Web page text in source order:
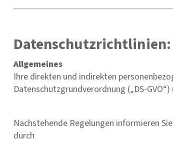
Datenschutzrichtlinien:
Allgemeines
Ihre direkten und indirekten
Datenschutzgrundverordnung („DS-
Nachstehende Regelungen informieren
durch